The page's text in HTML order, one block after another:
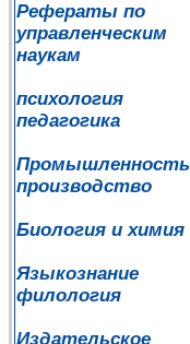
Рефераты по
управленческим
наукам
психология
педагогика
Промышленность
производство
Биология и химия
Языкознание
филология
Издательское